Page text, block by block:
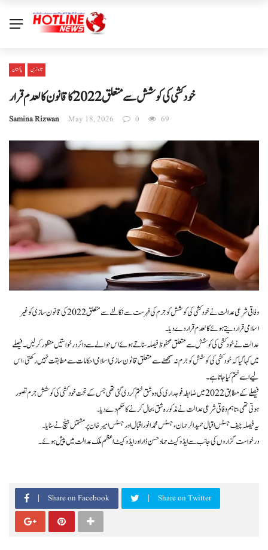
پاکستان تازہ ترین
خودکشی کی کوشش سے متعلق 2022 کا قانون کالعدم قرار
Samina Rizwan May 18, 2026 0 69
وفاقی شرعی عدالت نے خودکشی کی کوشش کو جرم کی فہرست سے نکالنے سے متعلق 2022 کی قانون سازی کو غیر
اسلامی قرار دیتے ہوئے کالعدم قرار دے دیا۔
عدالت نے خودکشی کی کوشش سے متعلق محفوظ فیصلہ سناتے ہوئے اس حوالے سے دائر درخواستیں منظور کرلیں۔ فیصلے
میں کہا گیا کہ خودکشی کی کوشش کو جرم نہ سمجھنے سے متعلق قانون سازی اسلامی احکامات سے مطابقت نہیں رکھتی، اس
لیے اسے ختم کیا جاتا ہے۔
فیصلے کے مطابق 2022 میں ضابطہ فوجداری کی وہ شق ختم کردی گئی تھی جس کے تحت خودکشی کی کوشش جرم تصور
ہوتی تھی، تاہم وفاقی شرعی عدالت نے مذکورہ شق بحال کرنے کا حکم دے دیا۔
یہ فیصلہ چیف جسٹس اقبال حمید الرحمان، جسٹس محمد انور اقبال اور جسٹس امیر خان پر مشتمل بینچ نے سنایا۔
درخواست گزاروں کی جانب سے ایڈوکیٹ حماد حسن ڈار اور ایڈوکیٹ اعظم ملک عدالت میں پیش ہوئے۔
Share on Facebook Share on Twitter